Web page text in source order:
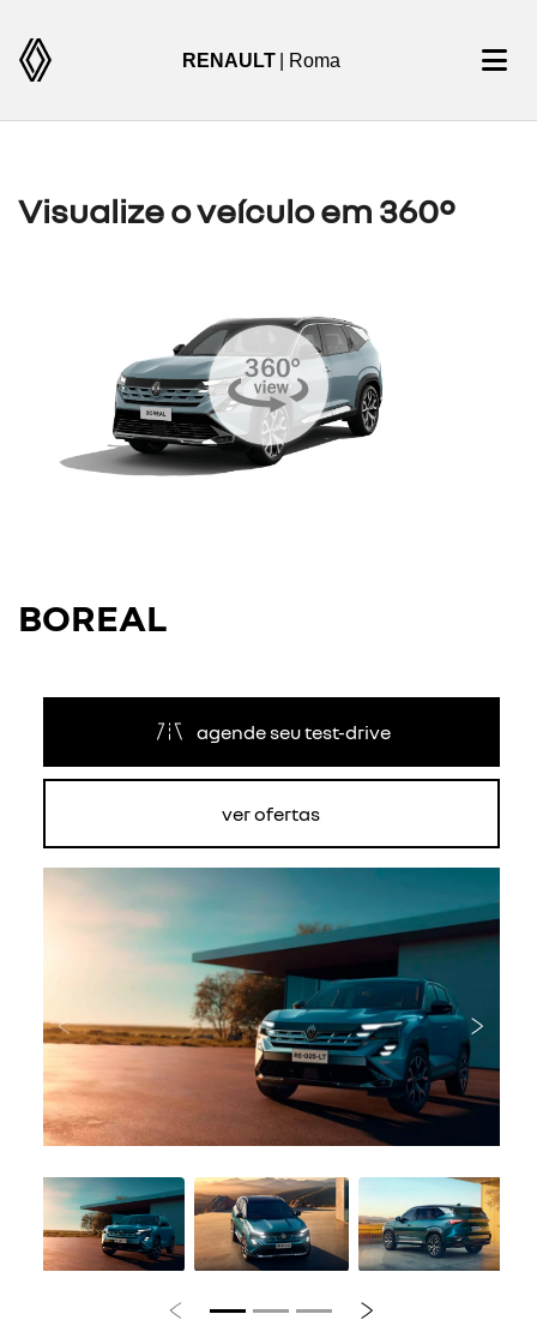
RENAULT | Roma
Visualize o veículo em 360°
BOREAL
agende seu test-drive
ver ofertas
Anterior
Anterior Próximo